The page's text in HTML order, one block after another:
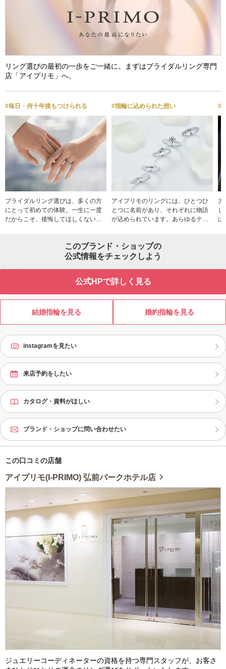
リング選びの最初の一歩をご一緒に。まずはブライダルリング専門
店「アイプリモ」へ。
#毎日・何十年後もつけられる
ブライダルリング選びは、多くの方
にとって初めての体験。一生に一度
だからこそ、後悔してほしくない。
けていく大切なブライダルリング選
びに重要となるポイントを専門知識
も、洋服と同じように、「似合う、
られていません。「パーソナルハン
ド診断®」はジュエリーコーディネー
指輪”への近道をご案内します。アイ
プリモは「最初に訪れてよかった」
と思っていただくための充実のサー
ビスと品揃えでお待ちしておりま
す。まずは、お近くのアイプリモへ
ご来店ください。
#指輪に込められた想い
アイプリモのリングには、ひとつひ
とつに名前があり、それぞれに物語
が込められています。あらゆるテイ
べてに繊細なフィット感、日常使い
できる丈夫さ、時を経ても飽きるこ
ます。もちろんダイヤモンドは専門
輪がわかる「パーソナルハンド診断
®」もアイプリモだけ。メンテナンス
#
大
し
は
り
の
ア
た
このブランド・ショップの
公式情報をチェックしよう
公式HPで詳しく見る
結婚指輪を見る 婚約指輪を見る
instagramを見たい
来店予約をしたい
カタログ・資料がほしい
ブランド・ショップに問い合わせたい
この口コミの店舗
アイプリモ(I-PRIMO) 弘前パークホテル店
ジュエリーコーディネーターの資格を持つ専門スタッフが、お客さ